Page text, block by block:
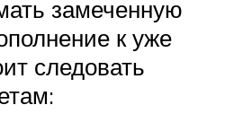
замеченную
к уже
следовать